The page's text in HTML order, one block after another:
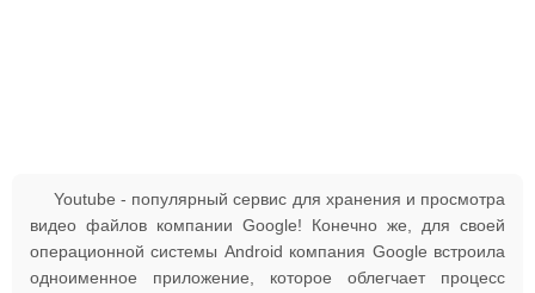
Youtube - популярный сервис для хранения и просмотра
видео файлов компании Google! Конечно же, для своей
операционной системы Android компания Google встроила
одноименное приложение, которое облегчает процесс